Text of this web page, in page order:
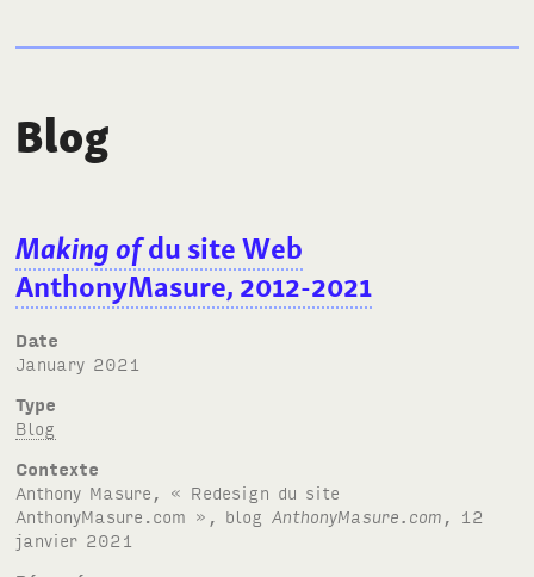
Blog
Making ofdu site Web
AnthonyMasure, 2012-2021
Date
January 2021
Type
Blog
Contexte
Anthony Masure, « Redesign du site
AnthonyMasure.com », blog AnthonyMasure.com , 12
janvier 2021